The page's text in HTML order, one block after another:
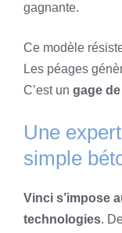
gagnante.
Ce modèle
Les péages
C’est un gage
Une
simple
Vinci s’impose
technologies.